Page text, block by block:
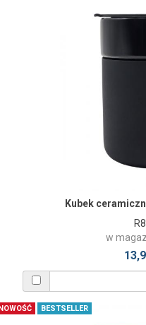
Kubek
w
BESTSELLER